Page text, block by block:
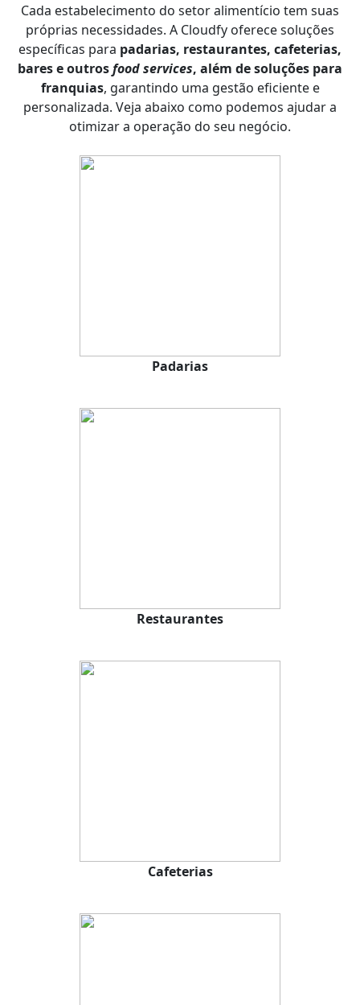
Cada estabelecimento do setor alimentício tem suas
próprias necessidades. A Cloudfy oferece soluções
específicas para padarias, restaurantes, cafeterias,
bares e outrosfood services, além de soluções para
franquias, garantindo uma gestão eficiente e
personalizada. Veja abaixo como podemos ajudar a
otimizar a operação do seu negócio.
Padarias
Restaurantes
Cafeterias